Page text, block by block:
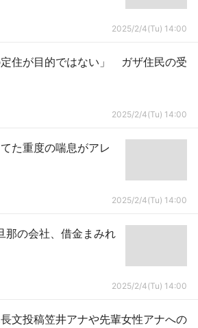
2025/2/4(Tu) 14:00
住が目的ではない」 ガザ住民の受
2025/2/4(Tu) 14:00
た重度の喘息がアレ
2025/2/4(Tu) 14:00
那の会社、借金まみれ
2025/2/4(Tu) 14:00
文投稿笠井アナや先輩女性アナへの